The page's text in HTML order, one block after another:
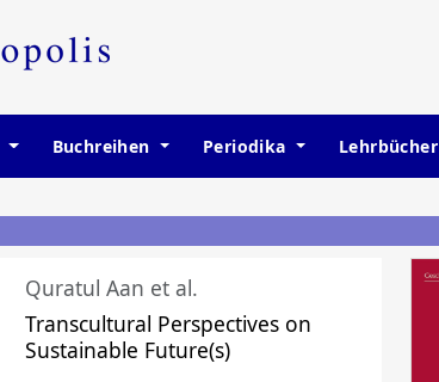
Buchreihen Periodika Lehrbücher
Quratul Aan et al.
Transcultural Perspectives on
Sustainable Future(s)